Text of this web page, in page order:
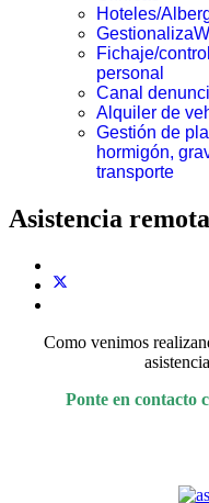
Hoteles/
Fichaje/
personal
Canal
Alquiler de
Gestión de
hormigón,
transporte
Asistencia remota
Como venimos
Ponte en contacto